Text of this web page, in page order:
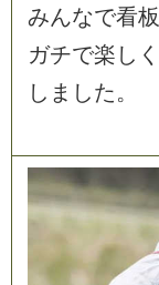
みんなで看板
ガチで楽 し く
し ま した。